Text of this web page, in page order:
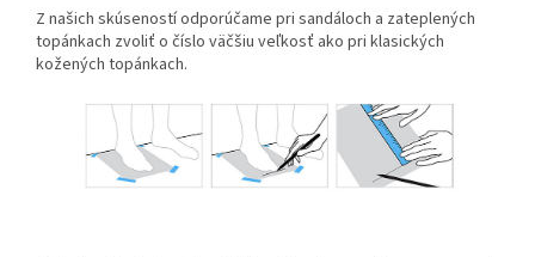
Z našich skúseností odporúčame pri sandáloch a zateplených
topánkach zvoliť o číslo väčšiu veľkosť ako pri klasických
kožených topánkach.